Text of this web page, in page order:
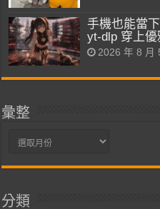
手機也能當
yt-dlp 穿上
2026 年 8 月
彙整
彙
分類